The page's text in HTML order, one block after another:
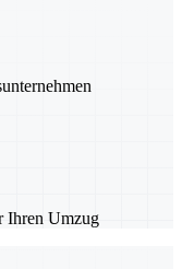
Ihren Umzug